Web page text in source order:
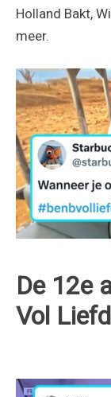
Holland Bakt,
meer.
De 12e
Vol